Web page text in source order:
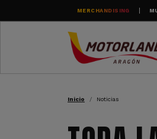
Pasar al contenido principal
MERCHANDISING
RUTA
Inicio Noticias